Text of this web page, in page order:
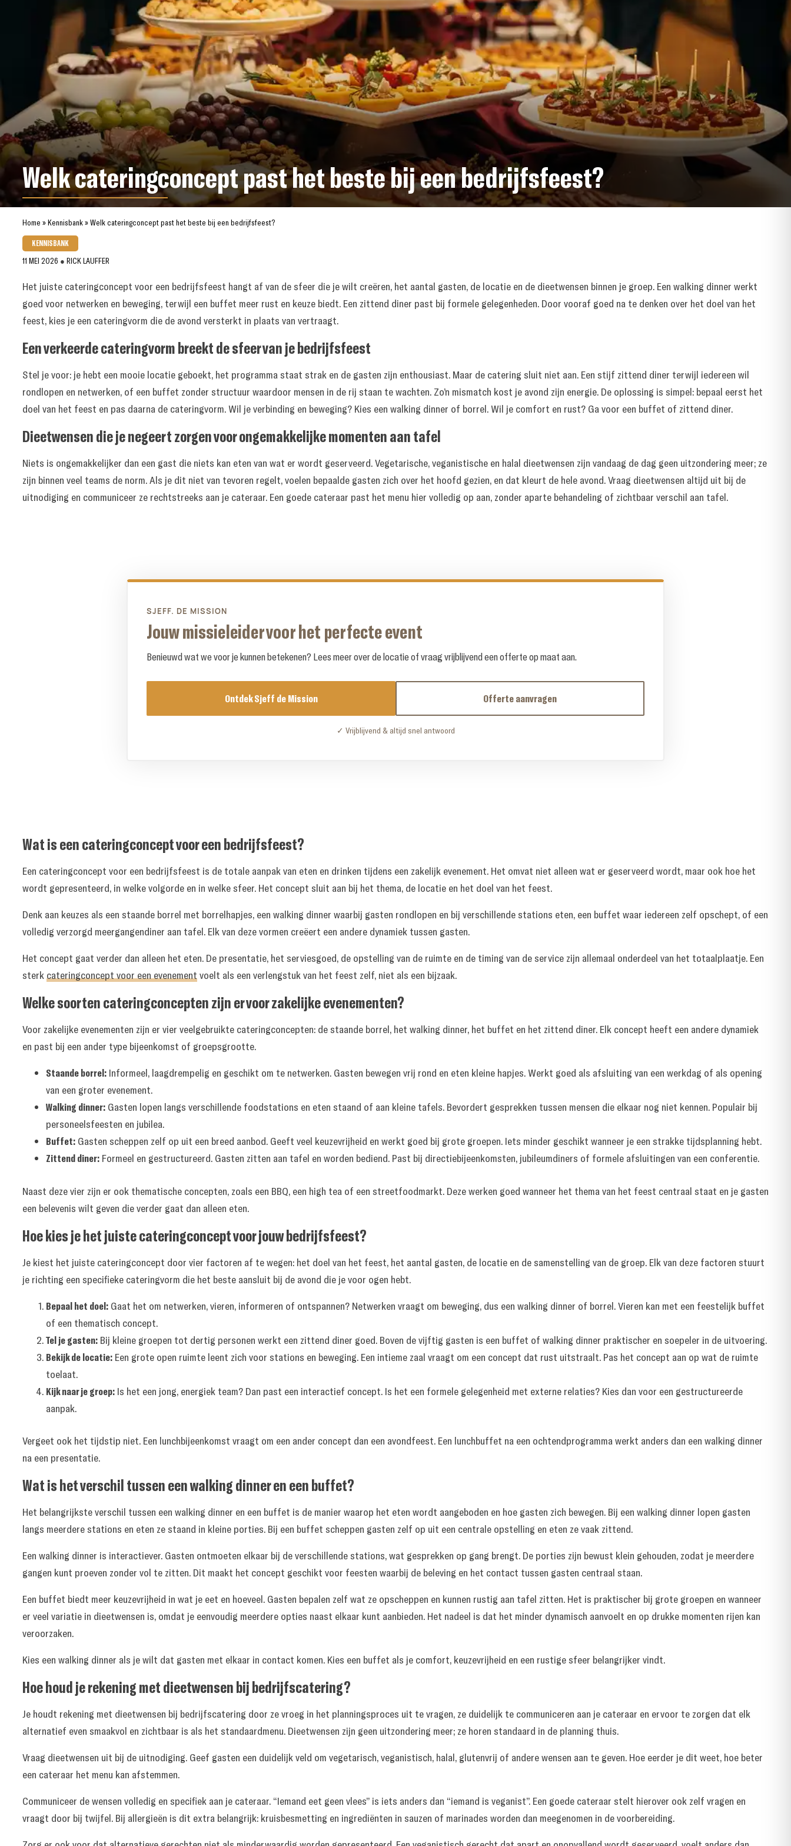
Home »Kennisbank»Welk cateringconcept past het beste bij een bedrijfsfeest?
KENNISBANK
Welk cateringconcept past het beste bij een bedrijfsfeest?
11 MEI 2026 ● RICK LAUFFER
Het juiste cateringconcept voor een bedrijfsfeest hangt af van de sfeer die je wilt creëren, het aantal gasten, de locatie en de dieetwensen binnen je groep. Een walking dinner werkt
goed voor netwerken en beweging, terwijl een buffet meer rust en keuze biedt. Een zittend diner past bij formele gelegenheden. Door vooraf goed na te denken over het doel van het
feest, kies je een cateringvorm die de avond versterkt in plaats van vertraagt.
Een verkeerde cateringvorm breekt de sfeer van je bedrijfsfeest
Stel je voor: je hebt een mooie locatie geboekt, het programma staat strak en de gasten zijn enthousiast. Maar de catering sluit niet aan. Een stijf zittend diner terwijl iedereen wil
rondlopen en netwerken, of een buffet zonder structuur waardoor mensen in de rij staan te wachten. Zo’n mismatch kost je avond zijn energie. De oplossing is simpel: bepaal eerst het
doel van het feest en pas daarna de cateringvorm. Wil je verbinding en beweging? Kies een walking dinner of borrel. Wil je comfort en rust? Ga voor een buffet of zittend diner.
Dieetwensen die je negeert zorgen voor ongemakkelijke momenten aan tafel
Niets is ongemakkelijker dan een gast die niets kan eten van wat er wordt geserveerd. Vegetarische, veganistische en halal dieetwensen zijn vandaag de dag geen uitzondering meer; ze
zijn binnen veel teams de norm. Als je dit niet van tevoren regelt, voelen bepaalde gasten zich over het hoofd gezien, en dat kleurt de hele avond. Vraag dieetwensen altijd uit bij de
uitnodiging en communiceer ze rechtstreeks aan je cateraar. Een goede cateraar past het menu hier volledig op aan, zonder aparte behandeling of zichtbaar verschil aan tafel.
SJEFF. DE MISSION
Jouw missieleider voor het perfecte event
Benieuwd wat we voor je kunnen betekenen? Lees meer over de locatie of vraag vrijblijvend een offerte op maat aan.
Ontdek Sjeff de Mission Offerte aanvragen
✓ Vrijblijvend & altijd snel antwoord
Wat is een cateringconcept voor een bedrijfsfeest?
Een cateringconcept voor een bedrijfsfeest is de totale aanpak van eten en drinken tijdens een zakelijk evenement. Het omvat niet alleen wat er geserveerd wordt, maar ook hoe het
wordt gepresenteerd, in welke volgorde en in welke sfeer. Het concept sluit aan bij het thema, de locatie en het doel van het feest.
Denk aan keuzes als een staande borrel met borrelhapjes, een walking dinner waarbij gasten rondlopen en bij verschillende stations eten, een buffet waar iedereen zelf opschept, of een
volledig verzorgd meergangendiner aan tafel. Elk van deze vormen creëert een andere dynamiek tussen gasten.
Het concept gaat verder dan alleen het eten. De presentatie, het serviesgoed, de opstelling van de ruimte en de timing van de service zijn allemaal onderdeel van het totaalplaatje. Een
sterkcateringconcept voor een evenementvoelt als een verlengstuk van het feest zelf, niet als een bijzaak.
Welke soorten cateringconcepten zijn er voor zakelijke evenementen?
Voor zakelijke evenementen zijn er vier veelgebruikte cateringconcepten: de staande borrel, het walking dinner, het buffet en het zittend diner. Elk concept heeft een andere dynamiek
en past bij een ander type bijeenkomst of groepsgrootte.
Staande borrel: Informeel, laagdrempelig en geschikt om te netwerken. Gasten bewegen vrij rond en eten kleine hapjes. Werkt goed als afsluiting van een werkdag of als opening
van een groter evenement.
Walking dinner: Gasten lopen langs verschillende foodstations en eten staand of aan kleine tafels. Bevordert gesprekken tussen mensen die elkaar nog niet kennen. Populair bij
personeelsfeesten en jubilea.
Buffet: Gasten scheppen zelf op uit een breed aanbod. Geeft veel keuzevrijheid en werkt goed bij grote groepen. Iets minder geschikt wanneer je een strakke tijdsplanning hebt.
Zittend diner: Formeel en gestructureerd. Gasten zitten aan tafel en worden bediend. Past bij directiebijeenkomsten, jubileumdiners of formele afsluitingen van een conferentie.
Naast deze vier zijn er ook thematische concepten, zoals een BBQ, een high tea of een streetfoodmarkt. Deze werken goed wanneer het thema van het feest centraal staat en je gasten
een belevenis wilt geven die verder gaat dan alleen eten.
Hoe kies je het juiste cateringconcept voor jouw bedrijfsfeest?
Je kiest het juiste cateringconcept door vier factoren af te wegen: het doel van het feest, het aantal gasten, de locatie en de samenstelling van de groep. Elk van deze factoren stuurt
je richting een specifieke cateringvorm die het beste aansluit bij de avond die je voor ogen hebt.
Bepaal het doel: Gaat het om netwerken, vieren, informeren of ontspannen? Netwerken vraagt om beweging, dus een walking dinner of borrel. Vieren kan met een feestelijk buffet
of een thematisch concept.
Tel je gasten: Bij kleine groepen tot dertig personen werkt een zittend diner goed. Boven de vijftig gasten is een buffet of walking dinner praktischer en soepeler in de uitvoering.
Bekijk de locatie: Een grote open ruimte leent zich voor stations en beweging. Een intieme zaal vraagt om een concept dat rust uitstraalt. Pas het concept aan op wat de ruimte
toelaat.
Kijk naar je groep: Is het een jong, energiek team? Dan past een interactief concept. Is het een formele gelegenheid met externe relaties? Kies dan voor een gestructureerde
aanpak.
Vergeet ook het tijdstip niet. Een lunchbijeenkomst vraagt om een ander concept dan een avondfeest. Een lunchbuffet na een ochtendprogramma werkt anders dan een walking dinner
na een presentatie.
Wat is het verschil tussen een walking dinner en een buffet?
Het belangrijkste verschil tussen een walking dinner en een buffet is de manier waarop het eten wordt aangeboden en hoe gasten zich bewegen. Bij een walking dinner lopen gasten
langs meerdere stations en eten ze staand in kleine porties. Bij een buffet scheppen gasten zelf op uit een centrale opstelling en eten ze vaak zittend.
Een walking dinner is interactiever. Gasten ontmoeten elkaar bij de verschillende stations, wat gesprekken op gang brengt. De porties zijn bewust klein gehouden, zodat je meerdere
gangen kunt proeven zonder vol te zitten. Dit maakt het concept geschikt voor feesten waarbij de beleving en het contact tussen gasten centraal staan.
Een buffet biedt meer keuzevrijheid in wat je eet en hoeveel. Gasten bepalen zelf wat ze opscheppen en kunnen rustig aan tafel zitten. Het is praktischer bij grote groepen en wanneer
er veel variatie in dieetwensen is, omdat je eenvoudig meerdere opties naast elkaar kunt aanbieden. Het nadeel is dat het minder dynamisch aanvoelt en op drukke momenten rijen kan
veroorzaken.
Kies een walking dinner als je wilt dat gasten met elkaar in contact komen. Kies een buffet als je comfort, keuzevrijheid en een rustige sfeer belangrijker vindt.
Hoe houd je rekening met dieetwensen bij bedrijfscatering?
Je houdt rekening met dieetwensen bij bedrijfscatering door ze vroeg in het planningsproces uit te vragen, ze duidelijk te communiceren aan je cateraar en ervoor te zorgen dat elk
alternatief even smaakvol en zichtbaar is als het standaardmenu. Dieetwensen zijn geen uitzondering meer; ze horen standaard in de planning thuis.
Vraag dieetwensen uit bij de uitnodiging. Geef gasten een duidelijk veld om vegetarisch, veganistisch, halal, glutenvrij of andere wensen aan te geven. Hoe eerder je dit weet, hoe beter
een cateraar het menu kan afstemmen.
Communiceer de wensen volledig en specifiek aan je cateraar. “Iemand eet geen vlees” is iets anders dan “iemand is veganist”. Een goede cateraar stelt hierover ook zelf vragen en
vraagt door bij twijfel. Bij allergieën is dit extra belangrijk: kruisbesmetting en ingrediënten in sauzen of marinades worden dan meegenomen in de voorbereiding.